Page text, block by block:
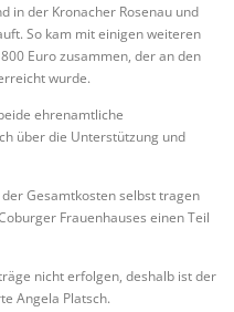
in der Kronacher Rosenau und
So kam mit einigen weiteren
Euro zusammen, der an den
wurde.
ehrenamtliche
über die Unterstützung und
Gesamtkosten selbst tragen
Frauenhauses einen Teil
nicht erfolgen, deshalb ist der
Angela Platsch.